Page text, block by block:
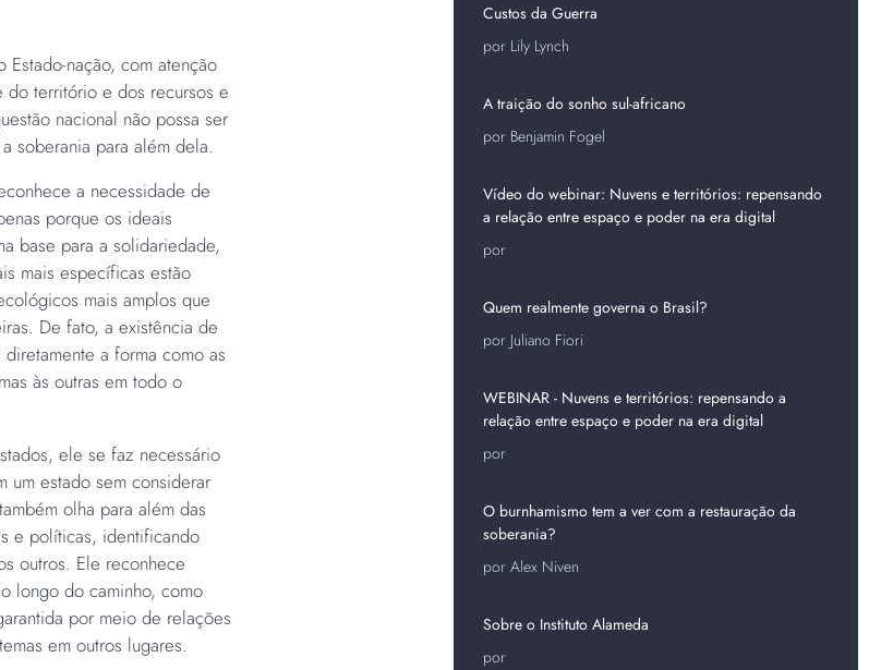
nação, com atenção
do território e dos recursos e
nacional não possa ser
soberania para além dela.
a necessidade de
porque os ideais
base para a solidariedade,
mais específicas estão
mais amplos que
De fato, a existência de
a forma como as
às outras em todo o
ele se faz necessário
um estado sem considerar
olha para além das
e políticas, identificando
outros. Ele reconhece
longo do caminho, como
por meio de relações
em outros lugares.
Custos da Guerra
por Lily Lynch
A traição do sonho sul-africano
por Benjamin Fogel
Vídeo do webinar: Nuvens e territórios: repensando
a relação entre espaço e poder na era digital
por
Quem realmente governa o Brasil?
por Juliano Fiori
WEBINAR - Nuvens e territórios: repensando a
relação entre espaço e poder na era digital
por
O burnhamismo tem a ver com a restauração da
soberania?
por Alex Niven
Sobre o Instituto Alameda
por